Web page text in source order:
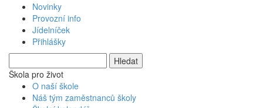
Novinky
Provozní info
Jídelníček
Přihlášky
Škola pro život
O naší škole
Náš tým zaměstnanců školy